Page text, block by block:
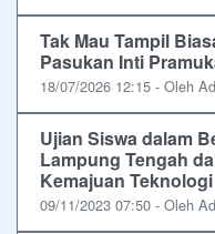
Tak Mau Tampil
Pasukan Inti
18/07/2026 12:15 - Oleh
Ujian Siswa dalam
Lampung Tengah
Kemajuan Teknologi
09/11/2023 07:50 - Oleh